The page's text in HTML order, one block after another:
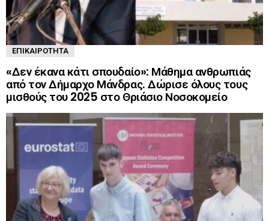
ΕΠΙΚΑΙΡΌΤΗΤΑ
«Δεν έκανα κάτι σπουδαίο»: Μάθημα ανθρωπιάς
από τον Δήμαρχο Μάνδρας. Δώρισε όλους τους
μισθούς του 2025 στο Θριάσιο Νοσοκομείο